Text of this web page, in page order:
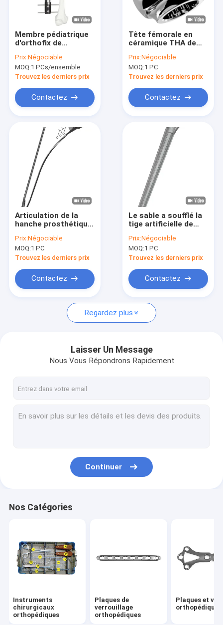
Produits
Au sujet de nous
Visite d'usine
Demandez une citation
Instruments chirurgicaux orthopédiques
Plaques de verrouillage orthopédiques
Implant Maxillofacial
Des clous entrelacés
Prothèse de la hanche
Implant vétérinaire
Médecine de sports
Membre pédiatrique
d'orthofix de
rallongeant Fixator
externe
Prix:Négociable
MOQ:1 PCs/ensemble
Trouvez les derniers prix
Contactez
Tête fémorale en
céramique THA de
d'articulation de la
hanche artificielle de
la classe III
Prix:Négociable
MOQ:1 PC
Trouvez les derniers prix
Contactez
Articulation de la
hanche prosthétique
argentée de la tige
40-66mm de tige de
hanche
Prix:Négociable
MOQ:1 PC
Trouvez les derniers prix
Contactez
Le sable a soufflé la
tige artificielle de
de l'articulation de la
hanche RSL Zimmer
Prix:Négociable
MOQ:1 PC
Trouvez les derniers prix
Contactez
Regardez plus
Laisser Un Message
Nous Vous Répondrons Rapidement
Continuer
Nos Catégories
Instruments
chirurgicaux
orthopédiques
Plaques de
verrouillage
orthopédiques
Plaques et vis
orthopédiques